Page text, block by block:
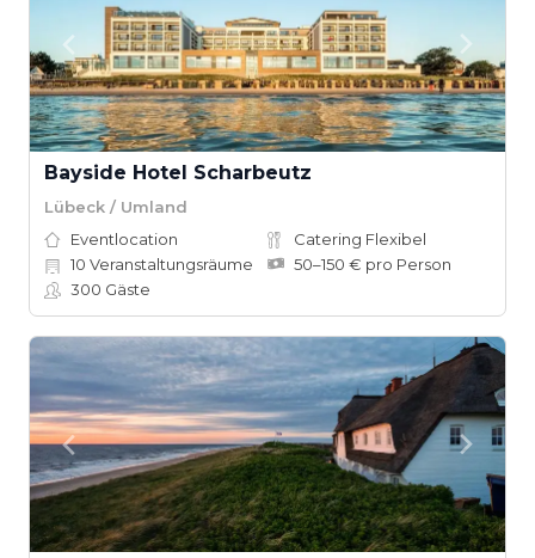
Bayside Hotel Scharbeutz
Lübeck / Umland
Eventlocation
Catering Flexibel
10 Veranstaltungsräume
50–150 € pro Person
300 Gäste